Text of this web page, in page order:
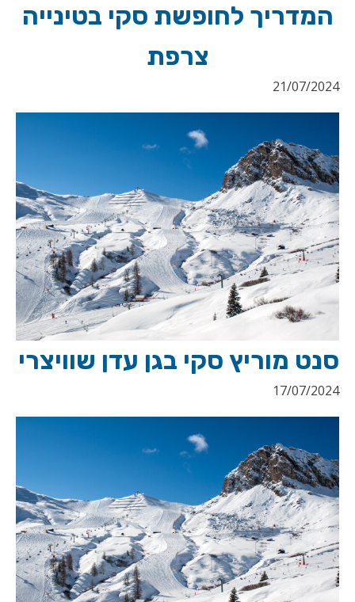
המדריך לחופשת סקי בטינייה
צרפת
21/07/2024
סנט מוריץ סקי בגן עדן שוויצרי
17/07/2024